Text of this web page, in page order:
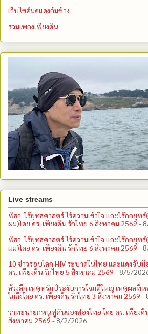
เว็บไซต์มดแดงล้มช้าง
รวมเพลงเพียงดิน
Live streams
พิธา: ไร้ยุทธศาสตร์ ไร้ความเข้าใจ และไร้กลยุทธ์
ผม)โดย ดร. เพียงดิน รักไทย 6 สิงหาคม 2569 -
พิธา: ไร้ยุทธศาสตร์ ไร้ความเข้าใจ และไร้กลยุทธ์
ผม)โดย ดร. เพียงดิน รักไทย 6 สิงหาคม 2569 -
10 ข่าวรอบโลก HIV ระบาดในไทย และแดงจับมื
ดร. เพียงดิน รักไทย 5 สิงหาคม 2569 - 8/5/
ล้วงลึก เหตุทรัมป์ระงับการโจมตีใหญ่ เหตุผลที่
ไม่ถึงโดย ดร. เพียงดิน รักไทย 3 สิงหาคม 2569 -
วาทะนายกหนู สู่คันฉ่องส่องไทย โดย ดร. เพียงดิ
สิงหาคม 2569 - 8/2/2026